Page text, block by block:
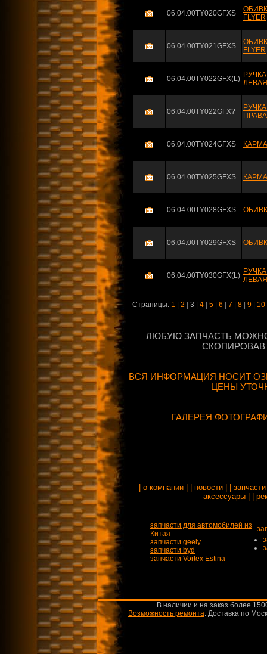
06.04.00TY020GFXS
FLYER
06.04.00TY021GFXS
FLYER
06.04.00TY022GFX(L) ЛЕВАЯ
06.04.00TY022GFX?
06.04.00TY024GFXS
06.04.00TY025GFXS
06.04.00TY028GFXS
06.04.00TY029GFXS
06.04.00TY030GFX(L) ЛЕВАЯ
Страницы: 1 2 3 4 5 6 7 8 9 10
ЛЮБУЮ ЗАПЧАСТЬ
ВСЯ ИНФОРМАЦИЯ НОСИТ
ЦЕНЫ
ГАЛЕРЕЯ
| о компании | | новости |
|
аксессуары |
|
запчасти для автомобилей из
Китая
запчасти geely
запчасти byd
запчасти Vortex Estina
В наличии и на заказ более
Возможность ремонта.Доставка по